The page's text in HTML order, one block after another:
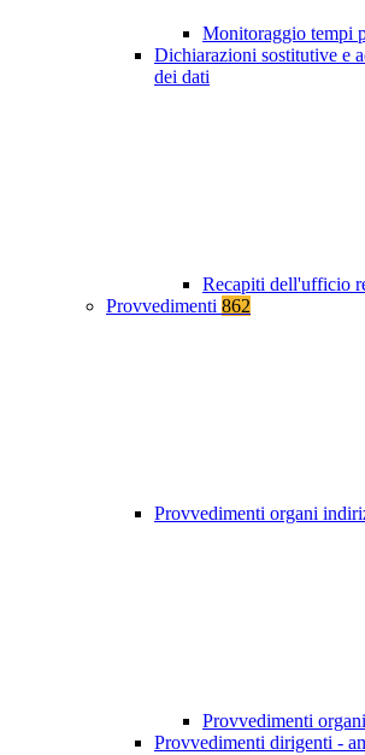
Monitoraggio tempi
Dichiarazioni sostitutive e
dei dati
Recapiti dell'ufficio
Provvedimenti 862
Provvedimenti organi
Provvedimenti
Provvedimenti dirigenti -